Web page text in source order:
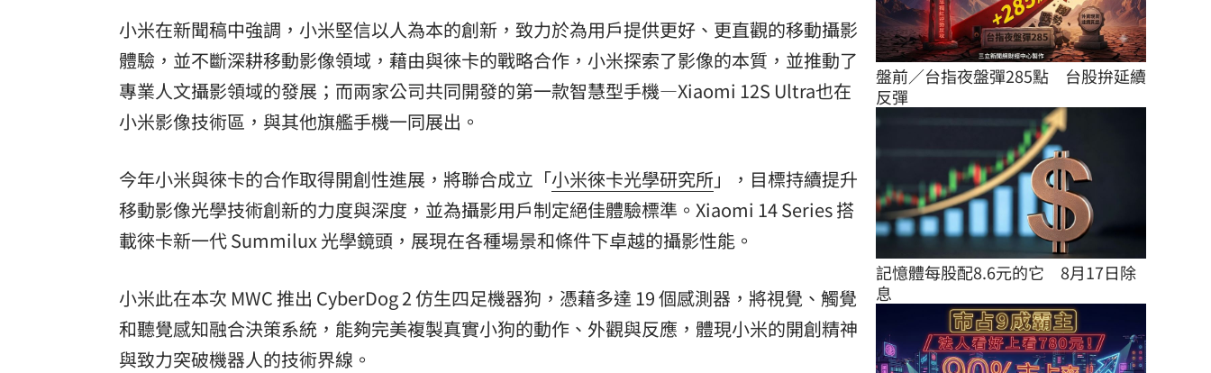
小米在新聞稿中強調，小米堅信以人為本的創新，致力於為用戶提供更好、更直觀的移動攝影
體驗，並不斷深耕移動影像領域，藉由與徠卡的戰略合作，小米探索了影像的本質，並推動了
專業人文攝影領域的發展；而兩家公司共同開發的第一款智慧型手機—Xiaomi 12S Ultra也在
小米影像技術區，與其他旗艦手機一同展出。
今年小米與徠卡的合作取得開創性進展，將聯合成立「小米徠卡光學研究所」，目標持續提升
移動影像光學技術創新的力度與深度，並為攝影用戶制定絕佳體驗標準。Xiaomi 14 Series 搭
載徠卡新一代 Summilux 光學鏡頭，展現在各種場景和條件下卓越的攝影性能。
小米此在本次 MWC 推出 CyberDog 2 仿生四足機器狗，憑藉多達 19 個感測器，將視覺、觸覺
和聽覺感知融合決策系統，能夠完美複製真實小狗的動作、外觀與反應，體現小米的開創精神
與致力突破機器人的技術界線。
盤前／台指夜盤彈285點　台股拚延續
反彈
記憶體每股配8.6元的它　8月17日除
息